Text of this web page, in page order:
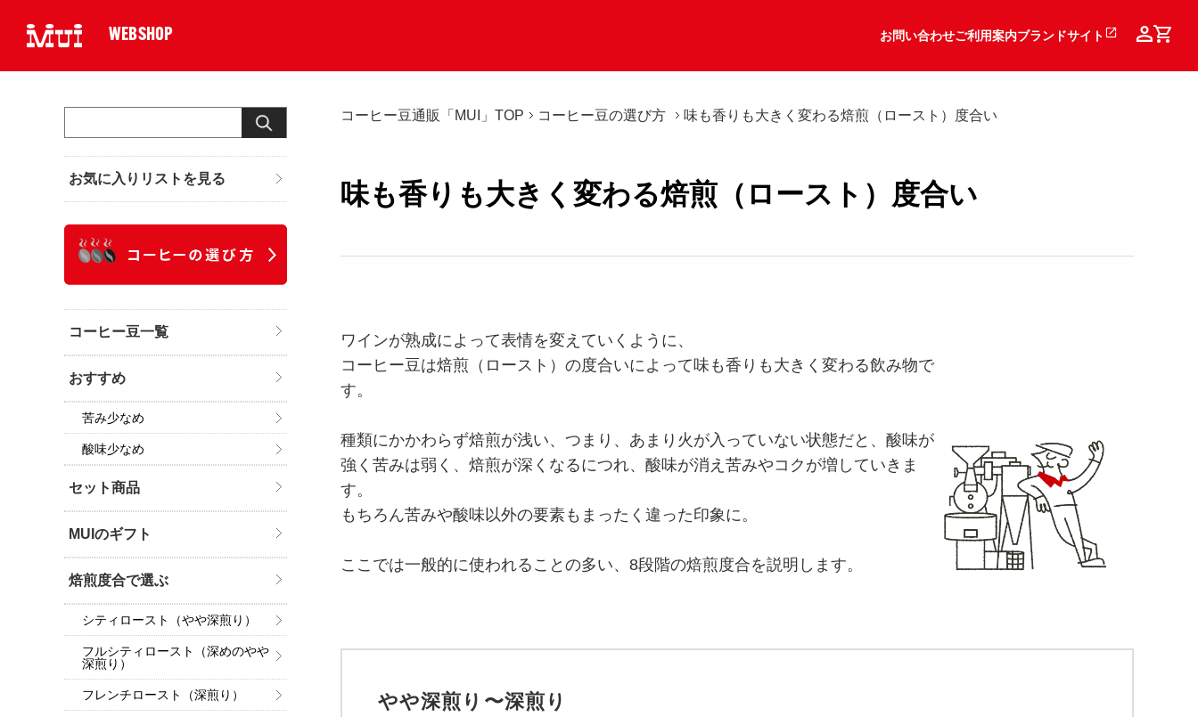
WEBSHOP お問い合わせご利用案内ブランドサイト
コーヒー豆通販「MUI」TOP コーヒー豆の選び方 味も香りも大きく変わる焙煎（ロースト）度合い
味も香りも大きく変わる焙煎 （ロースト）度合い
ワインが熟成によって表情を変えていくように、
コーヒー豆は焙煎（ロースト）の度合いによって味も香りも大きく変わる飲み物で
す。
種類にかかわらず焙煎が浅い、つまり、あまり火が入っていない状態だと、酸味が
強く苦みは弱く、焙煎が深くなるにつれ、酸味が消え苦みやコクが増していきま
す。
もちろん苦みや酸味以外の要素もまったく違った印象に。
ここでは一般的に使われることの多い、8段階の焙煎度合を説明します。
やや深煎り〜深煎り
お気に入りリストを見る
コーヒー豆一覧
おすすめ
苦み少なめ
酸味少なめ
セット商品
MUIのギフト
焙煎度合で選ぶ
シティロースト（やや深煎り）
フルシティロースト（深めのやや
深煎り）
フレンチロースト（深煎り）